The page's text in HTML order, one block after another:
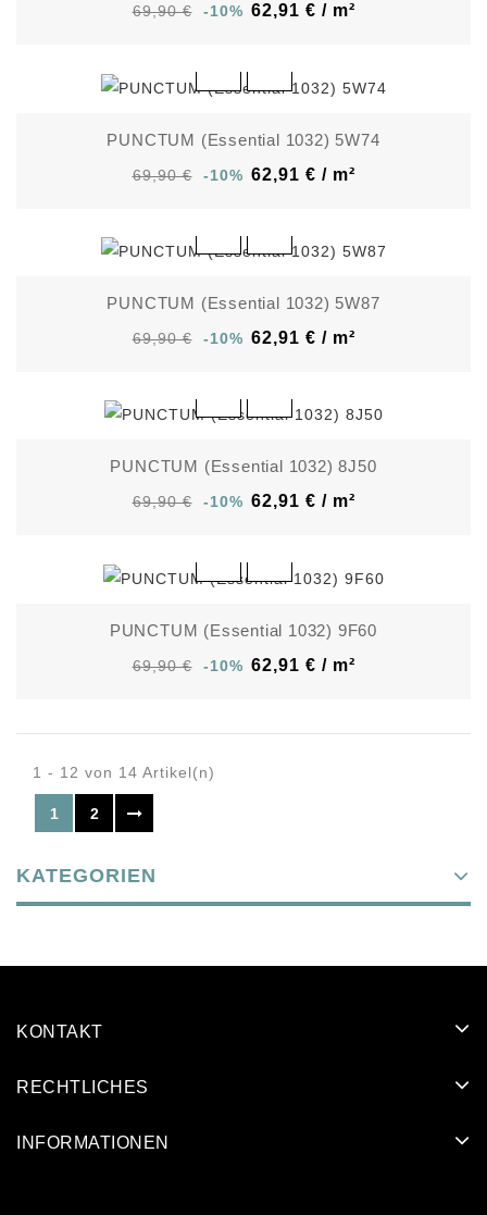
69,90 € -10% 62,91 € / m²
PUNCTUM (Essential 1032) 5W74
69,90 € -10% 62,91 € / m²
PUNCTUM (Essential 1032) 5W87
69,90 € -10% 62,91 € / m²
PUNCTUM (Essential 1032) 8J50
69,90 € -10% 62,91 € / m²
PUNCTUM (Essential 1032) 9F60
69,90 € -10% 62,91 € / m²
1 - 12 von 14 Artikel(n)
1 2
KATEGORIEN
KONTAKT
RECHTLICHES
INFORMATIONEN